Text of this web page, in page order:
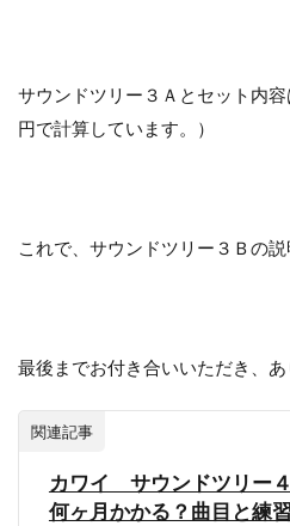
サウンドツリー３Ａとセット内
円で計算しています。）
これで、サウンドツリー３Ｂの説
最後までお付き合いいただき、あ
関連記事
カワイ サウンドツリー
何ヶ月かかる？曲目と練